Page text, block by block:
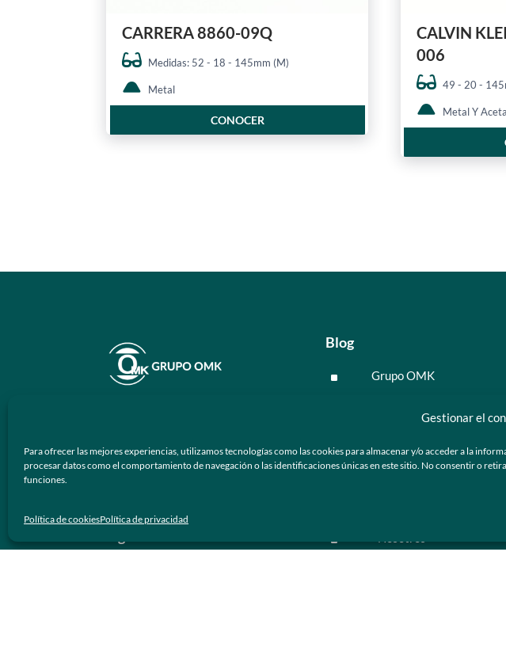
Gestionar el
Para ofrecer las mejores experiencias, utilizamos tecnologías como las cookies para almacenar y/o acceder a la
procesar datos como el comportamiento de navegación o las identificaciones únicas en este sitio. No consentir o
funciones.
Política de cookiesPolítica de privacidad
CARRERA 8860-09Q
Medidas: 52 - 18 - 145mm (M)
Metal
CONOCER
CALVIN
006
49 - 20 -
Metal Y
ópticos y lentes de sol de calidad y
Blog
^ Grupo OMK
^ Tecnología
^